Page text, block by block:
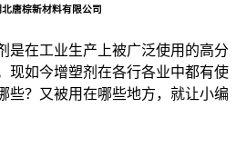
唐棕新材料有限公司
在工业生产上被广泛使用的高分
现如今增塑剂在各行各业中都有使
些？又被用在哪些地方，就让小编